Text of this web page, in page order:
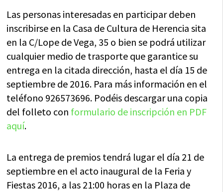
Las personas interesadas en participar deben
inscribirse en la Casa de Cultura de Herencia sita
en la C/Lope de Vega, 35 o bien se podrá utilizar
cualquier medio de trasporte que garantice su
entrega en la citada dirección, hasta el día 15 de
septiembre de 2016. Para más información en el
teléfono 926573696. Podéis descargar una copia
del folleto con formulario de inscripción en PDF
aquí.
La entrega de premios tendrá lugar el día 21 de
septiembre en el acto inaugural de la Feria y
Fiestas 2016, a las 21:00 horas en la Plaza de